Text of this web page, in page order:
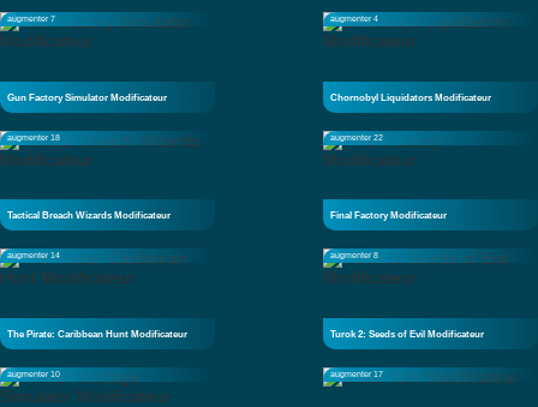
augmenter 7
Gun Factory Simulator Modificateur
augmenter 4
Chornobyl Liquidators Modificateur
augmenter 18
Tactical Breach Wizards Modificateur
augmenter 22
Final Factory Modificateur
augmenter 14
The Pirate: Caribbean Hunt Modificateur
augmenter 8
Turok 2: Seeds of Evil Modificateur
augmenter 10 augmenter 17